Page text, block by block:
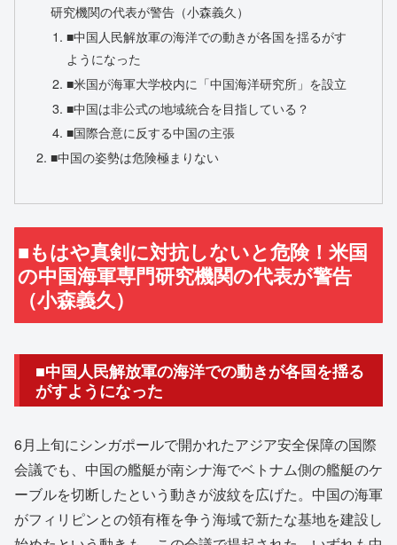
研究機関の代表が警告（小森義久）
■中国人民解放軍の海洋での動きが各国を揺るがす
ようになった
■米国が海軍大学校内に「中国海洋研究所」を設立
■中国は非公式の地域統合を目指している？
■国際合意に反する中国の主張
■中国の姿勢は危険極まりない
■もはや真剣に対抗しないと危険！米国
の中国海軍専門研究機関の代表が警告
（小森義久）
■中国人民解放軍の海洋での動きが各国を揺る
がすようになった
6月上旬にシンガポールで開かれたアジア安全保障の国際
会議でも、中国の艦艇が南シナ海でベトナム側の艦艇のケ
ーブルを切断したという動きが波紋を広げた。中国の海軍
がフィリピンとの領有権を争う海域で新たな基地を建設し